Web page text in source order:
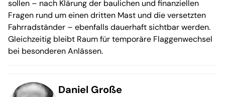
sollen – nach Klärung der baulichen und finanziellen
Fragen rund um einen dritten Mast und die versetzten
Fahrradständer – ebenfalls dauerhaft sichtbar werden.
Gleichzeitig bleibt Raum für temporäre Flaggenwechsel
bei besonderen Anlässen.
Daniel Große